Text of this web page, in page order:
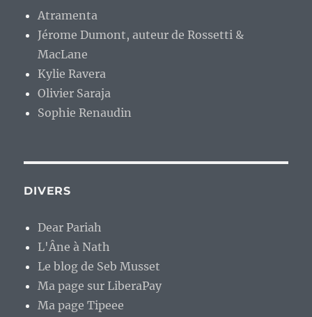
Atramenta
Jérome Dumont, auteur de Rossetti &
MacLane
Kylie Ravera
Olivier Saraja
Sophie Renaudin
DIVERS
Dear Pariah
L'Âne à Nath
Le blog de Seb Musset
Ma page sur LiberaPay
Ma page Tipeee